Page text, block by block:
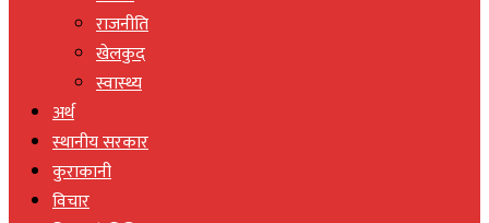
राजनीति
खेलकुद
स्वास्थ्य
अर्थ
स्थानीय सरकार
कुराकानी
विचार